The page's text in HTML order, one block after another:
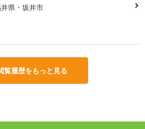
県・坂井市
覧履歴をもっと見る